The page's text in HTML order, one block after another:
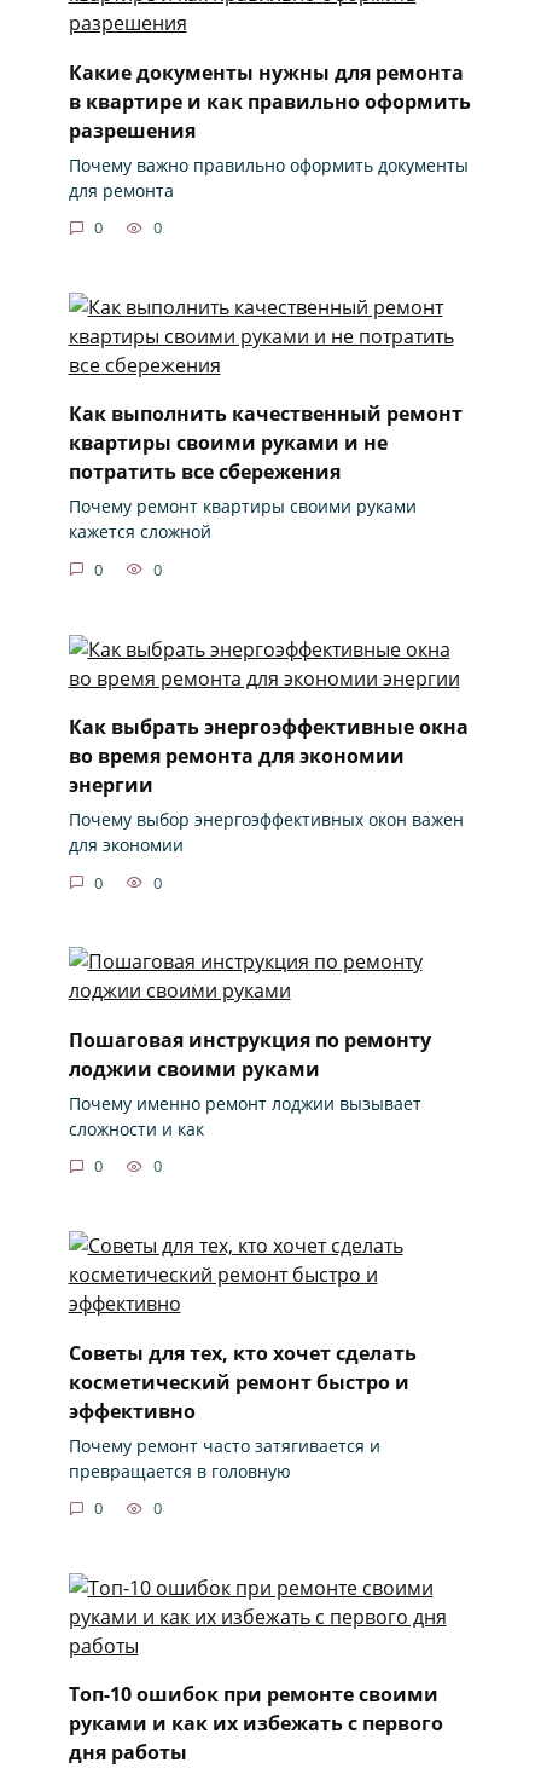
Какие документы нужны для ремонта
в квартире и как правильно оформить
разрешения
Почему важно правильно оформить документы
для ремонта
0 0
Как выполнить качественный ремонт
квартиры своими руками и не
потратить все сбережения
Почему ремонт квартиры своими руками
кажется сложной
0 0
Как выбрать энергоэффективные окна
во время ремонта для экономии
энергии
Почему выбор энергоэффективных окон важен
для экономии
0 0
Пошаговая инструкция по ремонту
лоджии своими руками
Почему именно ремонт лоджии вызывает
сложности и как
0 0
Советы для тех, кто хочет сделать
косметический ремонт быстро и
эффективно
Почему ремонт часто затягивается и
превращается в головную
0 0
Топ-10 ошибок при ремонте своими
руками и как их избежать с первого
дня работы